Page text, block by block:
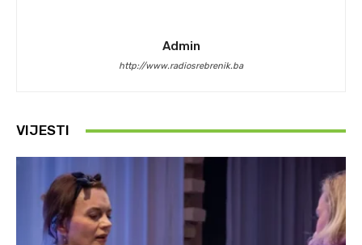
Admin
http://www.radiosrebrenik.ba
VIJESTI